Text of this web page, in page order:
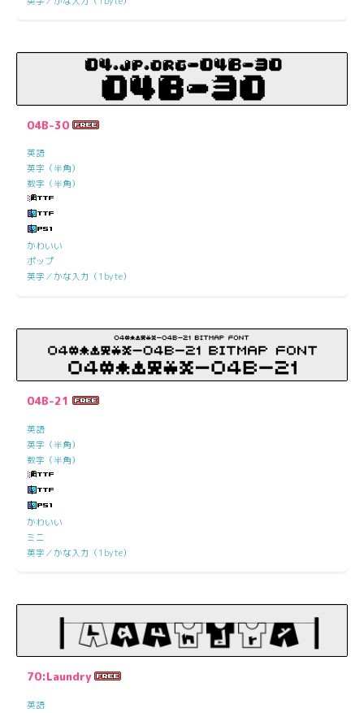
04B-30
英語
英字（半角）
数字（半角）
かわいい
ポップ
英字／かな入力（1byte）
04B-21
英語
英字（半角）
数字（半角）
かわいい
ミニ
英字／かな入力（1byte）
70:Laundry
英語